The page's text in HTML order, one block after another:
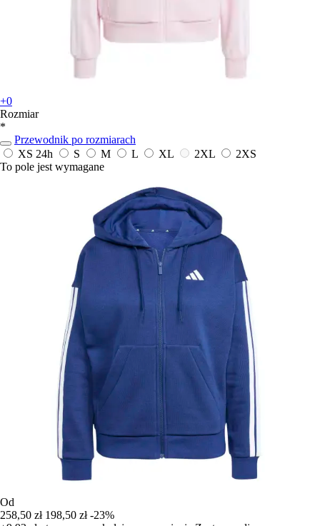
+0
Rozmiar
*
Przewodnik po rozmiarach
XS 24h S M L XL 2XL
2XS
To pole jest wymagane
Od
258,50 zł 198,50 zł -23%